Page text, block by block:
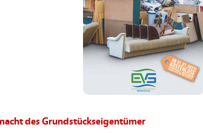
des Grundstückseigentümer